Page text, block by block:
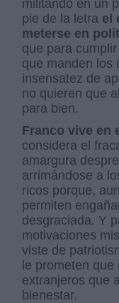
militando en un
pie de la letra el
meterse en
que para
que manden los
insensatez de
no quieren que
para bien.
Franco vive en
considera el
amargura
arrimándose a
ricos porque,
permiten
desgraciada. Y
motivaciones
viste de
le prometen que
extranjeros que
bienestar.